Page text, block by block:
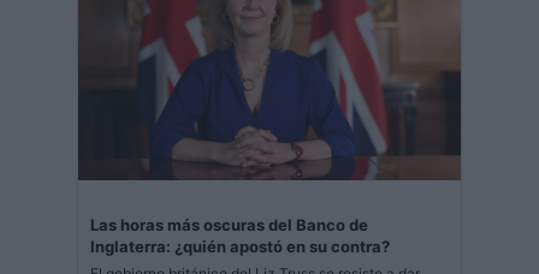
Las horas más oscuras del Banco de
Inglaterra: ¿quién apostó en su contra?